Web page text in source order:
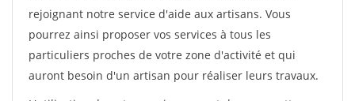
rejoignant notre service d'aide aux artisans. Vous
pourrez ainsi proposer vos services à tous les
particuliers proches de votre zone d'activité et qui
auront besoin d'un artisan pour réaliser leurs travaux.